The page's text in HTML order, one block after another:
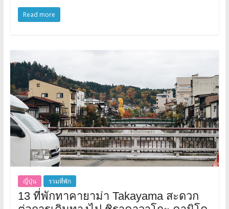
Read more
ญี่ปุ่น รวมที่พัก
13 ที่พักทาคายาม่า Takayama สะดวก